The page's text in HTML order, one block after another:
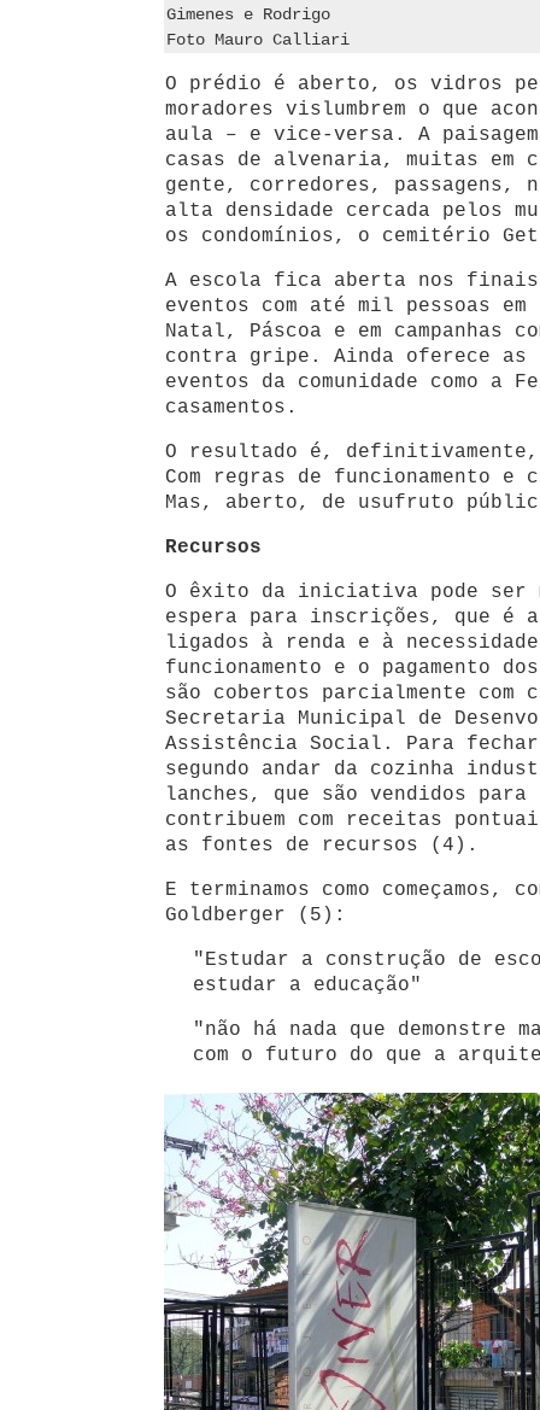
Gimenes e Rodrigo
Foto Mauro Calliari
O prédio é aberto, os vidros
moradores vislumbrem o que
aula – e vice-versa. A
casas de alvenaria, muitas em
gente, corredores, passagens,
alta densidade cercada pelos
os condomínios, o cemitério
A escola fica aberta nos finais
eventos com até mil pessoas
Natal, Páscoa e em campanhas
contra gripe. Ainda oferece as
eventos da comunidade como a
casamentos.
O resultado é, definitivamente,
Com regras de funcionamento e
Mas, aberto, de usufruto
Recursos
O êxito da iniciativa pode ser
espera para inscrições, que é
ligados à renda e à
funcionamento e o pagamento
são cobertos parcialmente com
Secretaria Municipal de
Assistência Social. Para
segundo andar da cozinha
lanches, que são vendidos
contribuem com receitas
as fontes de recursos (4).
E terminamos como começamos,
Goldberger (5):
"Estudar a construção de
estudar a educação"
"não há nada que demonstre
com o futuro do que a